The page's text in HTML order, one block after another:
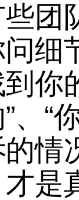
团
细
你
、“
情
是